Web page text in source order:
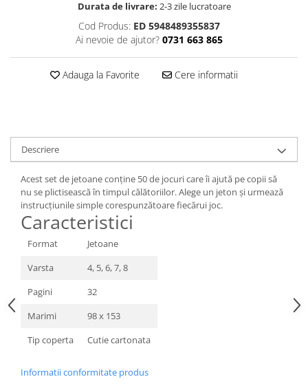
Durata de livrare: 2-3 zile lucratoare
Cod Produs: ED 5948489355837
Ai nevoie de ajutor? 0731 663 865
Adauga la Favorite Cere informatii
Descriere
Acest set de jetoane conține 50 de jocuri care îi ajută pe copii să
nu se plictisească în timpul călătoriilor. Alege un jeton și urmează
instrucțiunile simple corespunzătoare fiecărui joc.
Caracteristici
Format
Jetoane
Varsta
4, 5, 6, 7, 8
Pagini
32
Marimi
98 x 153
Tip coperta
Cutie cartonata
Informatii conformitate produs